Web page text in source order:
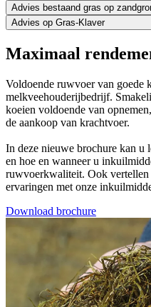
Advies bestaand gras op
Advies op Gras-Klaver
Maximaal
Voldoende ruwvoer van goede
melkveehouderijbedrijf.
koeien voldoende van
de aankoop van krachtvoer.
In deze nieuwe brochure kan u
en hoe en wanneer u
ruwvoerkwaliteit. Ook vertellen
ervaringen met onze
Download brochure